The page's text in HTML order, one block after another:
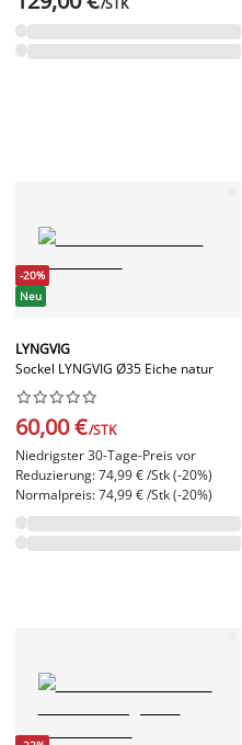
-20%
Neu
LYNGVIG
Sockel LYNGVIG Ø35 Eiche natur






60,00 €/STK
Niedrigster 30-Tage-Preis vor
Reduzierung: 74,99 € /Stk (-20%)
Normalpreis: 74,99 € /Stk (-20%)